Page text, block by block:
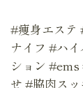
#痩身エステ
ナイフ #ハ
ション
せ #脇肉ス